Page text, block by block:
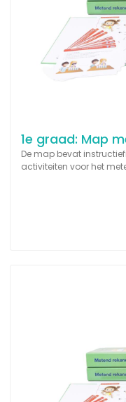
1e graad: Map
De map bevat
activiteiten voor het